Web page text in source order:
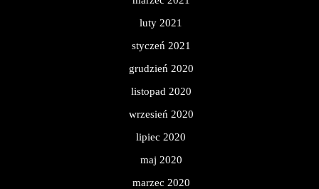
luty 2021
styczeń 2021
grudzień 2020
listopad 2020
wrzesień 2020
lipiec 2020
maj 2020
marzec 2020